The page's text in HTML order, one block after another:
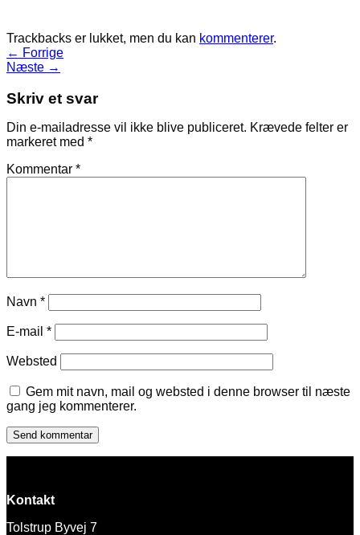
Trackbacks er lukket, men du kan kommenterer.
← Forrige
Næste →
Skriv et svar
Din e-mailadresse vil ikke blive publiceret. Krævede felter er
markeret med *
Kommentar *
Navn *
E-mail *
Websted
Gem mit navn, mail og websted i denne browser til næste
gang jeg kommenterer.
Kontakt
Tolstrup Byvej 7